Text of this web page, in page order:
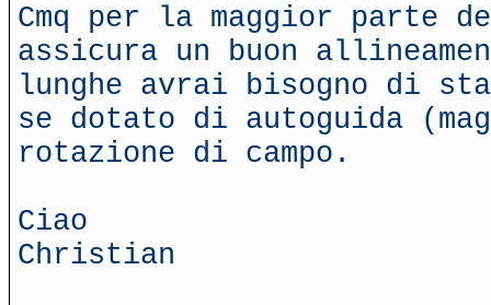
Cmq per la maggior
assicura un buon
lunghe avrai bisogno di
se dotato di autoguida
rotazione di campo.
Ciao
Christian